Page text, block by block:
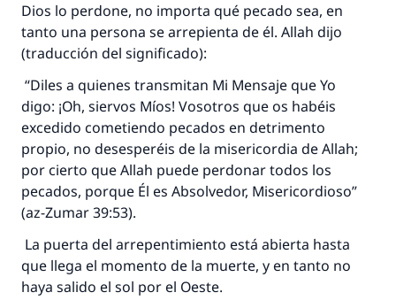
Dios lo perdone, no importa qué pecado sea, en
tanto una persona se arrepienta de él. Allah dijo
(traducción del significado):
“Diles a quienes transmitan Mi Mensaje que Yo
digo: ¡Oh, siervos Míos! Vosotros que os habéis
excedido cometiendo pecados en detrimento
propio, no desesperéis de la misericordia de Allah;
por cierto que Allah puede perdonar todos los
pecados, porque Él es Absolvedor, Misericordioso”
(az-Zumar 39:53).
La puerta del arrepentimiento está abierta hasta
que llega el momento de la muerte, y en tanto no
haya salido el sol por el Oeste.